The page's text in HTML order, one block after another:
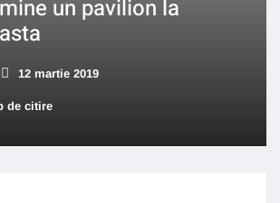
un pavilion la
12 martie 2019
de citire